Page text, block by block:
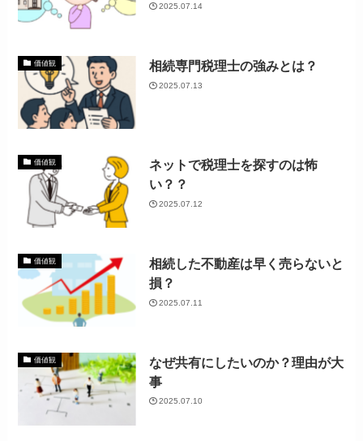
2025.07.14
価値観 相続専門税理士の強みとは？
2025.07.13
価値観
ネットで税理士を探すのは怖
い？？
2025.07.12
価値観
相続した不動産は早く売らないと
損？
2025.07.11
価値観
なぜ共有にしたいのか？理由が大
事
2025.07.10